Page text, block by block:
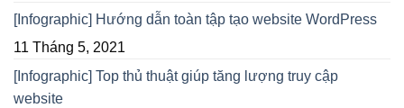
[Infographic] Hướng dẫn toàn tập tạo website WordPress
11 Tháng 5, 2021
[Infographic] Top thủ thuật giúp tăng lượng truy cập
website